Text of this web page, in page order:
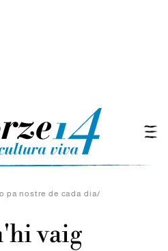
pa nostre de cada dia/
vaig